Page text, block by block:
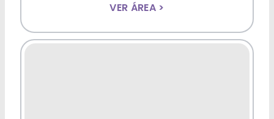
VER ÁREA >